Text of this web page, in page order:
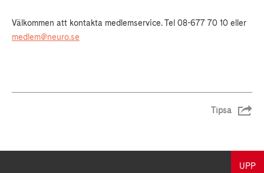
Välkommen att kontakta medlemservice. Tel 08-677 70 10 eller
medlem@neuro.se
Tipsa
UPP